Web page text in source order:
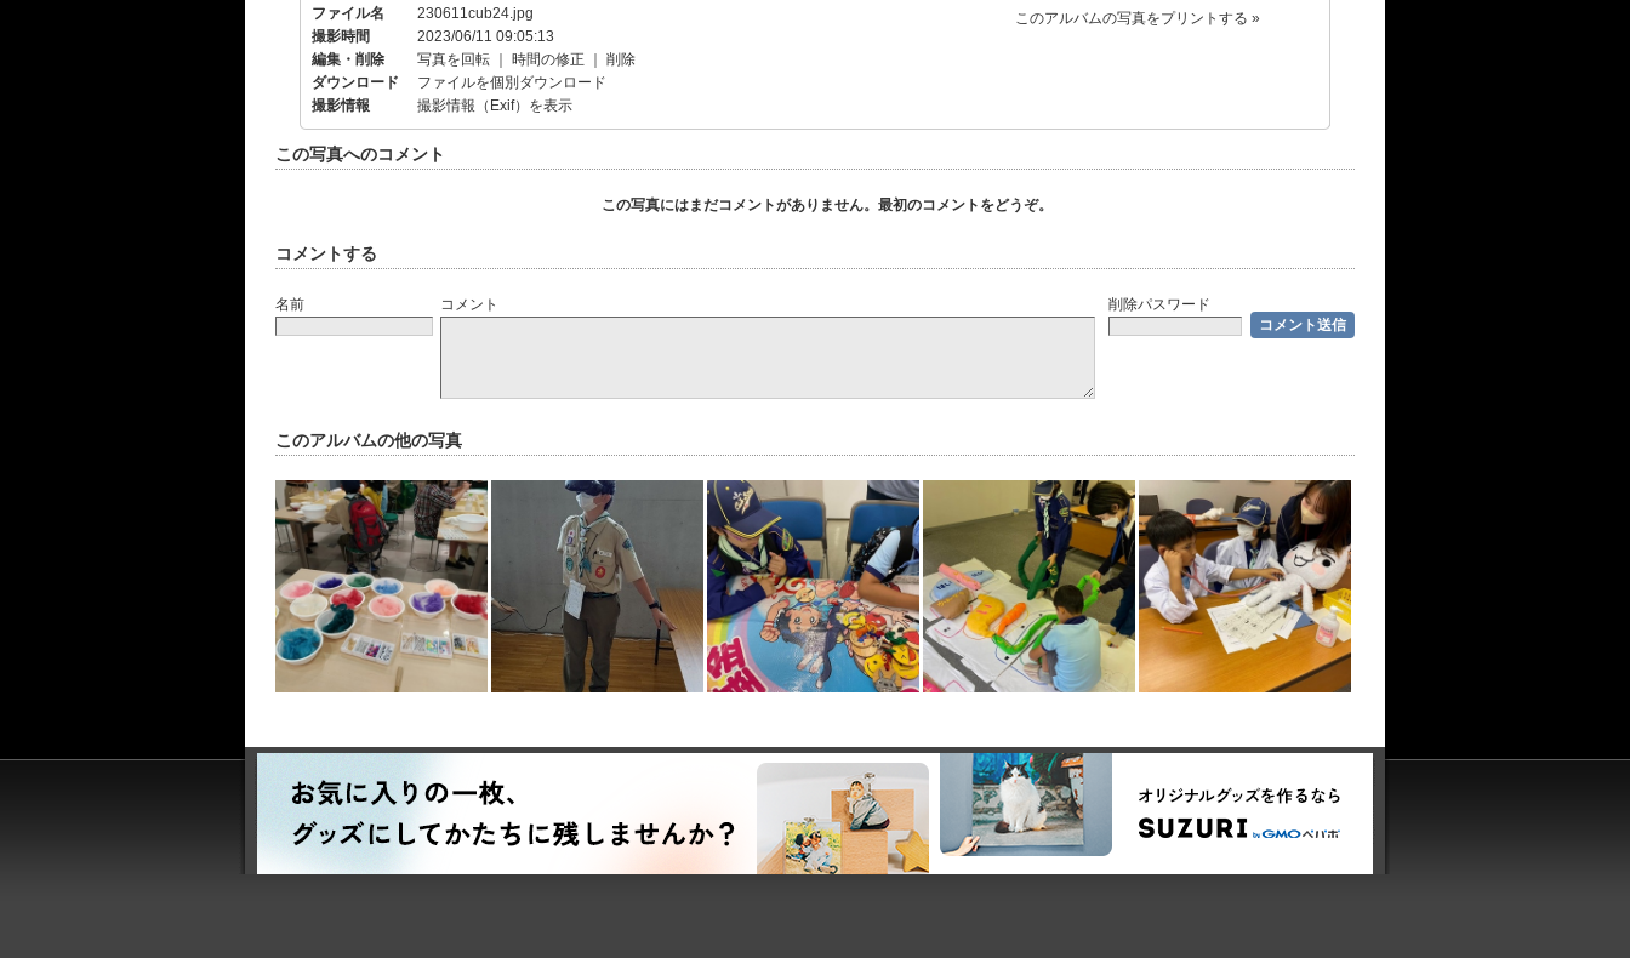
ファイル名
230611cub24.jpg
撮影時間
2023/06/11 09:05:13
編集・削除
写真を回転 時間の修正
削除
ダウンロード
ファイルを個別ダウンロード
撮影情報
撮影情報（Exif）を表示
このアルバムの写真をプリントする »
この写真へのコメント
この写真にはまだコメントがありません。最初のコメントをどうぞ。
コメントする
名前 コメント 削除パスワード
このアルバムの他の写真